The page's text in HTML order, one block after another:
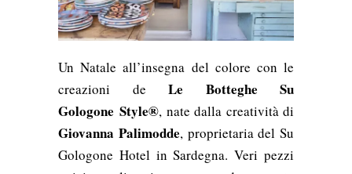
Un Natale all’insegna del colore con le
creazioni de Le
Botteghe Su
Gologone Style®, nate dalla creatività di
Giovanna Palimodde, proprietaria del Su
Gologone Hotel in Sardegna.Veri pezzi